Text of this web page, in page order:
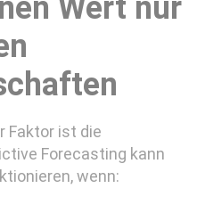
Wert nur
Faktor ist die
Forecasting kann
wenn: